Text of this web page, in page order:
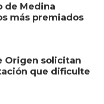
de Medina
más premiados
Origen solicitan
que dificulte